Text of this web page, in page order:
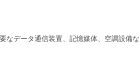
なデータ通信装置、記憶媒体、空調設備な